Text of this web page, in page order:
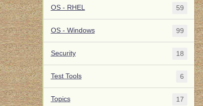
OS - RHEL 59
OS - Windows 99
Security 18
Test Tools 6
Topics 17